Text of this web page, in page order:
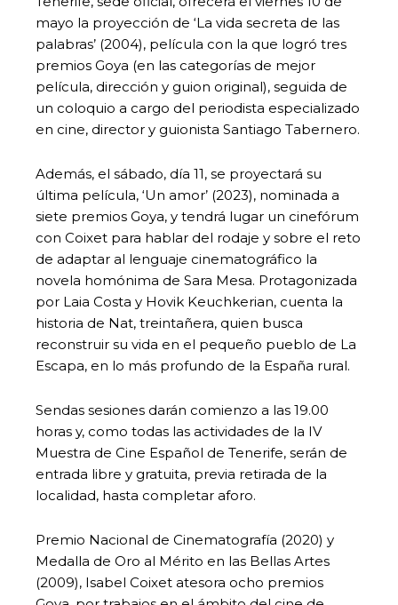
mayo la proyección de ‘La vida secreta de las
palabras’ (2004), película con la que logró tres
premios Goya (en las categorías de mejor
película, dirección y guion original), seguida de
un coloquio a cargo del periodista especializado
en cine, director y guionista Santiago Tabernero.
Además, el sábado, día 11, se proyectará su
última película, ‘Un amor’ (2023), nominada a
siete premios Goya, y tendrá lugar un cinefórum
con Coixet para hablar del rodaje y sobre el reto
de adaptar al lenguaje cinematográfico la
novela homónima de Sara Mesa. Protagonizada
por Laia Costa y Hovik Keuchkerian, cuenta la
historia de Nat, treintañera, quien busca
reconstruir su vida en el pequeño pueblo de La
Escapa, en lo más profundo de la España rural.
Sendas sesiones darán comienzo a las 19.00
horas y, como todas las actividades de la IV
Muestra de Cine Español de Tenerife, serán de
entrada libre y gratuita, previa retirada de la
localidad, hasta completar aforo.
Premio Nacional de Cinematografía (2020) y
Medalla de Oro al Mérito en las Bellas Artes
(2009), Isabel Coixet atesora ocho premios